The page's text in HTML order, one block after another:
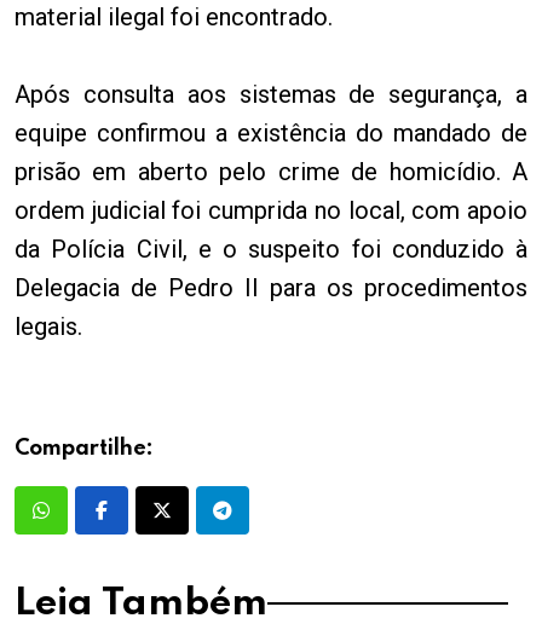
material ilegal foi encontrado.
Após consulta aos sistemas de segurança, a
equipe confirmou a existência do mandado de
prisão em aberto pelo crime de homicídio. A
ordem judicial foi cumprida no local, com apoio
da Polícia Civil, e o suspeito foi conduzido à
Delegacia de Pedro II para os procedimentos
legais.
Compartilhe:
Leia Também